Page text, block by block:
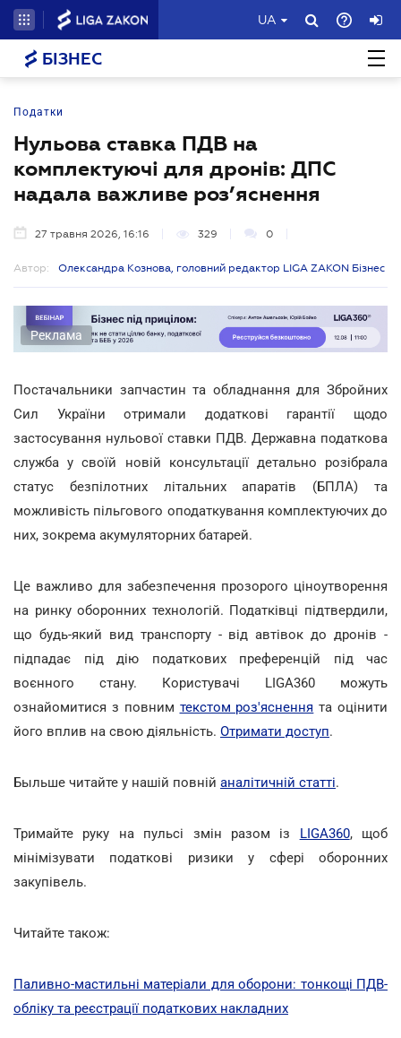
UA
БІЗНЕС
Податки
Нульова ставка ПДВ на
комплектуючі для дронів: ДПС
надала важливе роз’яснення
27 травня 2026, 16:16 329 0
Автор: Олександра Кознова, головний редактор LIGA ZAKON Бізнес
Реклама
Постачальники запчастин та обладнання для Збройних
Сил України отримали додаткові гарантії щодо
застосування нульової ставки ПДВ. Державна податкова
служба у своїй новій консультації детально розібрала
статус безпілотних літальних апаратів (БПЛА) та
можливість пільгового оподаткування комплектуючих до
них, зокрема акумуляторних батарей.
Це важливо для забезпечення прозорого ціноутворення
на ринку оборонних технологій. Податківці підтвердили,
що будь-який вид транспорту - від автівок до дронів -
підпадає під дію податкових преференцій під час
воєнного стану. Користувачі LIGA360 можуть
ознайомитися з повним текстом роз'яснення та оцінити
його вплив на свою діяльність. Отримати доступ.
Быльше читайте у нашій повній аналітичній статті.
Тримайте руку на пульсі змін разом із LIGA360, щоб
мінімізувати податкові ризики у сфері оборонних
закупівель.
Читайте також:
Паливно-мастильні матеріали для оборони: тонкощі ПДВ-
обліку та реєстрації податкових накладних